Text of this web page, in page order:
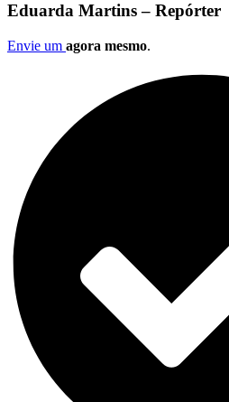
Eduarda Martins – Repórter
Envie um agora mesmo.